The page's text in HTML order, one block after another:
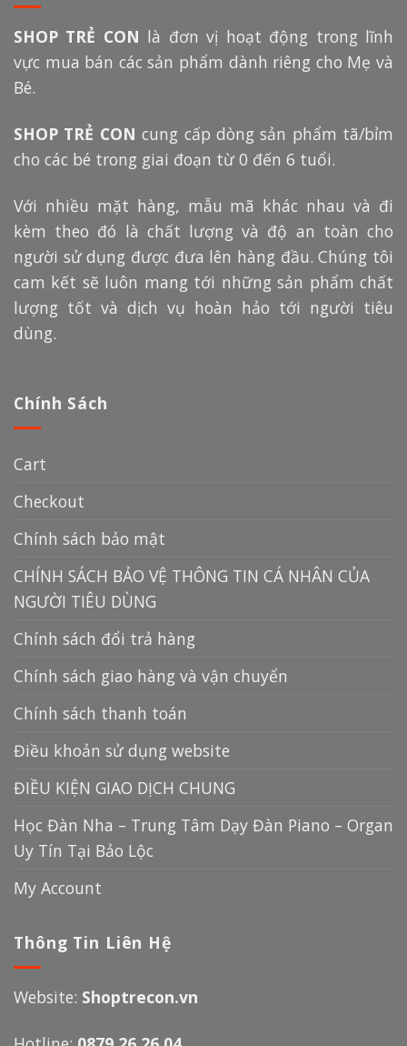
SHOP TRẺ CON là đơn vị hoạt động trong lĩnh
vực mua bán các sản phẩm dành riêng cho Mẹ và
Bé.
SHOP TRẺ CON cung cấp dòng sản phẩm tã/bỉm
cho các bé trong giai đoạn từ 0 đến 6 tuổi.
Với nhiều mặt hàng, mẫu mã khác nhau và đi
kèm theo đó là chất lượng và độ an toàn cho
người sử dụng được đưa lên hàng đầu. Chúng tôi
cam kết sẽ luôn mang tới những sản phẩm chất
lượng tốt và dịch vụ hoàn hảo tới người tiêu
dùng.
Chính Sách
Cart
Checkout
Chính sách bảo mật
CHÍNH SÁCH BẢO VỆ THÔNG TIN CÁ NHÂN CỦA
NGƯỜI TIÊU DÙNG
Chính sách đổi trả hàng
Chính sách giao hàng và vận chuyển
Chính sách thanh toán
Điều khoản sử dụng website
ĐIỀU KIỆN GIAO DỊCH CHUNG
Học Đàn Nha – Trung Tâm Dạy Đàn Piano – Organ
Uy Tín Tại Bảo Lộc
My Account
Thông Tin Liên Hệ
Website: Shoptrecon.vn